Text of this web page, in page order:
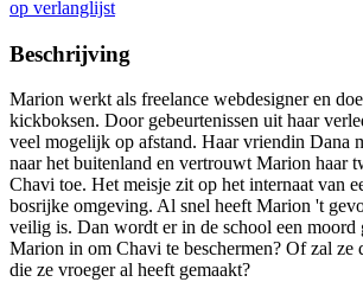
op verlanglijst
Beschrijving
Marion werkt als freelance webdesigner en
kickboksen. Door gebeurtenissen uit haar
veel mogelijk op afstand. Haar vriendin Dana
naar het buitenland en vertrouwt Marion haar
Chavi toe. Het meisje zit op het internaat van
bosrijke omgeving. Al snel heeft Marion 't
veilig is. Dan wordt er in de school een moord
Marion in om Chavi te beschermen? Of zal ze
die ze vroeger al heeft gemaakt?